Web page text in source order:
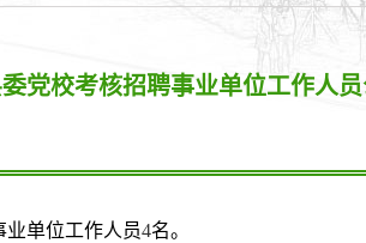
党校考核招聘事业单位工作人
单位工作人员4名。